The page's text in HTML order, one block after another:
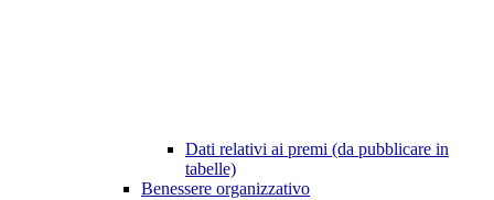
Dati relativi ai premi (da pubblicare in
tabelle)
Benessere organizzativo